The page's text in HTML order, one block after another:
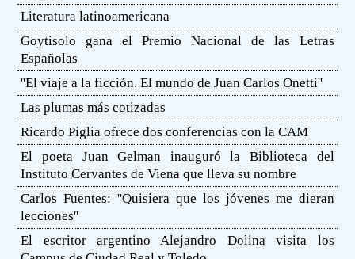
Literatura latinoamericana
Goytisolo gana el Premio Nacional de las Letras
Españolas
''El viaje a la ficción. El mundo de Juan Carlos Onetti''
Las plumas más cotizadas
Ricardo Piglia ofrece dos conferencias con la CAM
El poeta Juan Gelman inauguró la Biblioteca del
Instituto Cervantes de Viena que lleva su nombre
Carlos Fuentes: ''Quisiera que los jóvenes me dieran
lecciones''
El escritor argentino Alejandro Dolina visita los